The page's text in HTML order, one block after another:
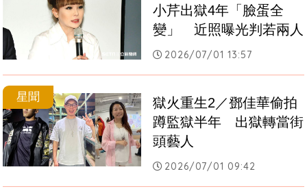
小芹出獄4年「臉蛋全
變」　近照曝光判若兩人
2026/07/01 13:57
星聞
獄火重生2／鄧佳華偷拍
蹲監獄半年　出獄轉當街
頭藝人
2026/07/01 09:42